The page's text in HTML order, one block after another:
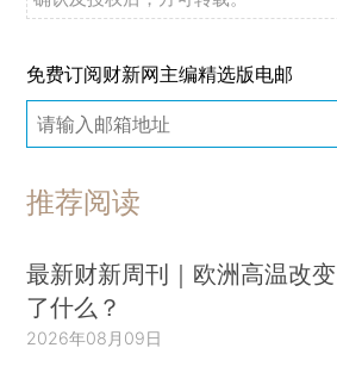
免费订阅财新网主编精选版电邮
推荐阅读
最新财新周刊｜欧洲高温改变
了什么？
2026年08月09日